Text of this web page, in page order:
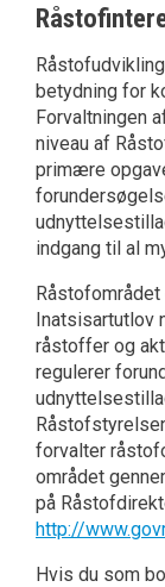
betydning for
Forvaltningen
niveau af
primære
indgang til al
Inatsisartutlov
råstoffer og
regulerer
forvalter
området
på
http://
Hvis du som